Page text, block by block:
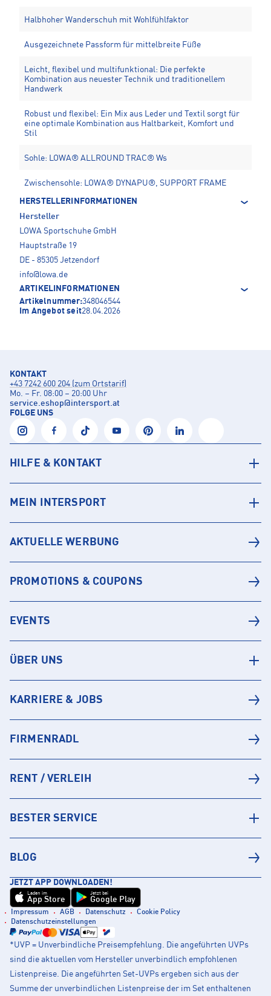
Halbhoher Wanderschuh mit Wohlfühlfaktor
Ausgezeichnete Passform für mittelbreite Füße
Leicht, flexibel und multifunktional: Die perfekte
Kombination aus neuester Technik und traditionellem
Handwerk
Robust und flexibel: Ein Mix aus Leder und Textil sorgt für
eine optimale Kombination aus Haltbarkeit, Komfort und
Stil
Sohle: LOWA® ALLROUND TRAC® Ws
Zwischensohle: LOWA® DYNAPU®, SUPPORT FRAME
HERSTELLERINFORMATIONEN
Hersteller
LOWA Sportschuhe GmbH
Hauptstraße 19
DE - 85305 Jetzendorf
info@lowa.de
ARTIKELINFORMATIONEN
Artikelnummer:348046544
Im Angebot seit28.04.2026
KONTAKT
+43 7242 600 204 (zum Ortstarif)
Mo. – Fr. 08:00 – 20:00 Uhr
service.eshop@intersport.at
FOLGE UNS
HILFE & KONTAKT
MEIN INTERSPORT
AKTUELLE WERBUNG
PROMOTIONS & COUPONS
EVENTS
ÜBER UNS
KARRIERE & JOBS
FIRMENRADL
RENT / VERLEIH
BESTER SERVICE
BLOG
JETZT APP DOWNLOADEN!
Laden im
App Store
Jetzt bei
Google Play
Impressum AGB Datenschutz
Cookie Policy
Datenschutzeinstellungen
*UVP = Unverbindliche Preisempfehlung. Die angeführten UVPs
sind die aktuellen vom Hersteller unverbindlich empfohlenen
Listenpreise. Die angeführten Set-UVPs ergeben sich aus der
Summe der unverbindlichen Listenpreise der im Set enthaltenen